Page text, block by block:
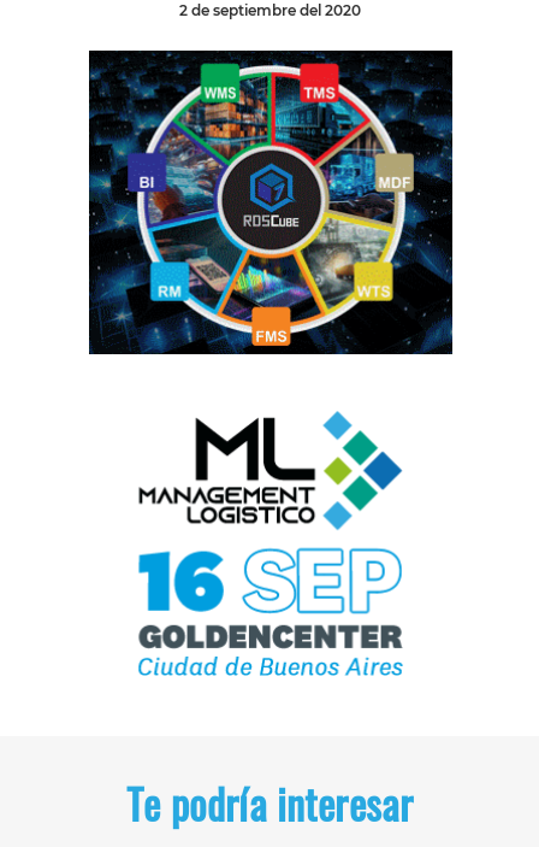
2 de septiembre del 2020
Te podría interesar